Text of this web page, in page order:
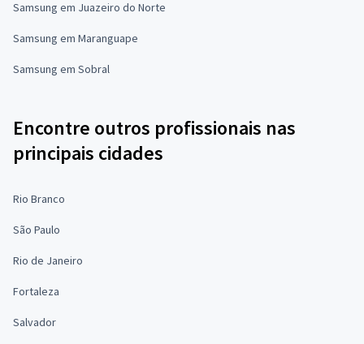
Samsung em Juazeiro do Norte
Samsung em Maranguape
Samsung em Sobral
Encontre outros profissionais nas
principais cidades
Rio Branco
São Paulo
Rio de Janeiro
Fortaleza
Salvador